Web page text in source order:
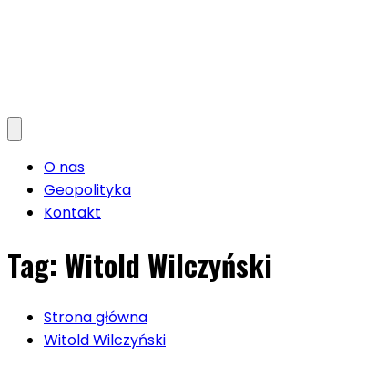
O nas
Geopolityka
Kontakt
Tag: Witold Wilczyński
Strona główna
Witold Wilczyński